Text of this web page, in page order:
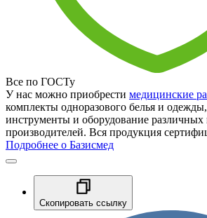
Все по ГОСТу
У нас можно приобрести медицинские
комплекты одноразового белья и
инструменты и оборудование
производителей. Вся продукция
Подробнее о Базисмед
Скопировать ссылку